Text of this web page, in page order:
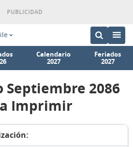
Calendario
2027
Feriados
2027
Septiembre 2086
Imprimir